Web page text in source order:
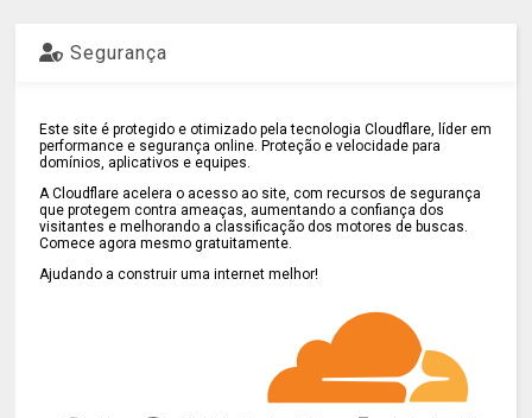
Segurança
Este site é protegido e otimizado pela tecnologia Cloudflare, líder em
performance e segurança online. Proteção e velocidade para
domínios, aplicativos e equipes.
A Cloudflare acelera o acesso ao site, com recursos de segurança
que protegem contra ameaças, aumentando a confiança dos
visitantes e melhorando a classificação dos motores de buscas.
Comece agora mesmo gratuitamente.
Ajudando a construir uma internet melhor!